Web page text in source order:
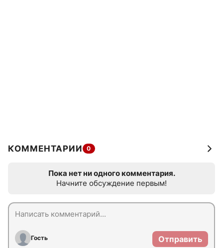
КОММЕНТАРИИ 0
Пока нет ни одного комментария.
Начните обсуждение первым!
Гость Отправить